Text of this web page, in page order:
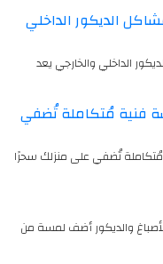
الديكور الداخلي
الداخلي والخارجي يعد
فنية مُتكاملة تُضفي
تُضفي على منزلك سحرًا
والديكور أضف لمسة من